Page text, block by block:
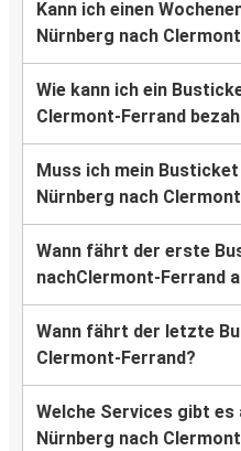
Kann ich einen
Nürnberg nach
Wie kann ich ein
Clermont-Ferrand
Muss ich mein
Nürnberg nach
Wann fährt der erste
nachClermont-Ferrand
Wann fährt der letzte
Clermont-Ferrand?
Welche Services gibt es
Nürnberg nach